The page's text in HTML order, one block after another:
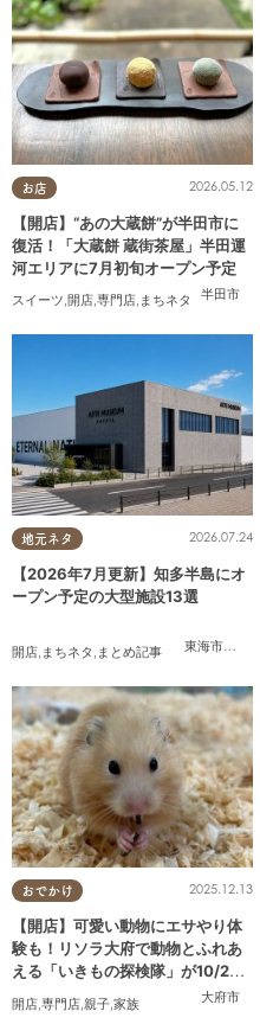
お店
半田市
2026.05.12
【開店】“あの大蔵餅”が半田市に
復活！「大蔵餅 蔵街茶屋」半田運
河エリアに7月初旬オープン予定
スイーツ,開店,専門店, まちネタ
地元ネタ
東海市大府市
2026.07.24
【2026年7月更新】知多半島にオ
ープン予定の大型施設13選
開店, まちネタ , まとめ記事
おでかけ
大府市
2025.12.13
【開店】可愛い動物にエサやり体
験も！リソラ大府で動物とふれあ
える「いきもの探検隊」が10/24
(金)オープン
開店,専門店,親子,家族